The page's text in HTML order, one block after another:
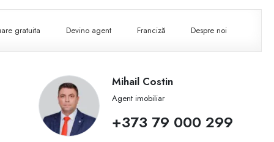
gratuita Devino agent Franciză Despre noi
Mihail Costin
Agent imobiliar
+373 79 000 299